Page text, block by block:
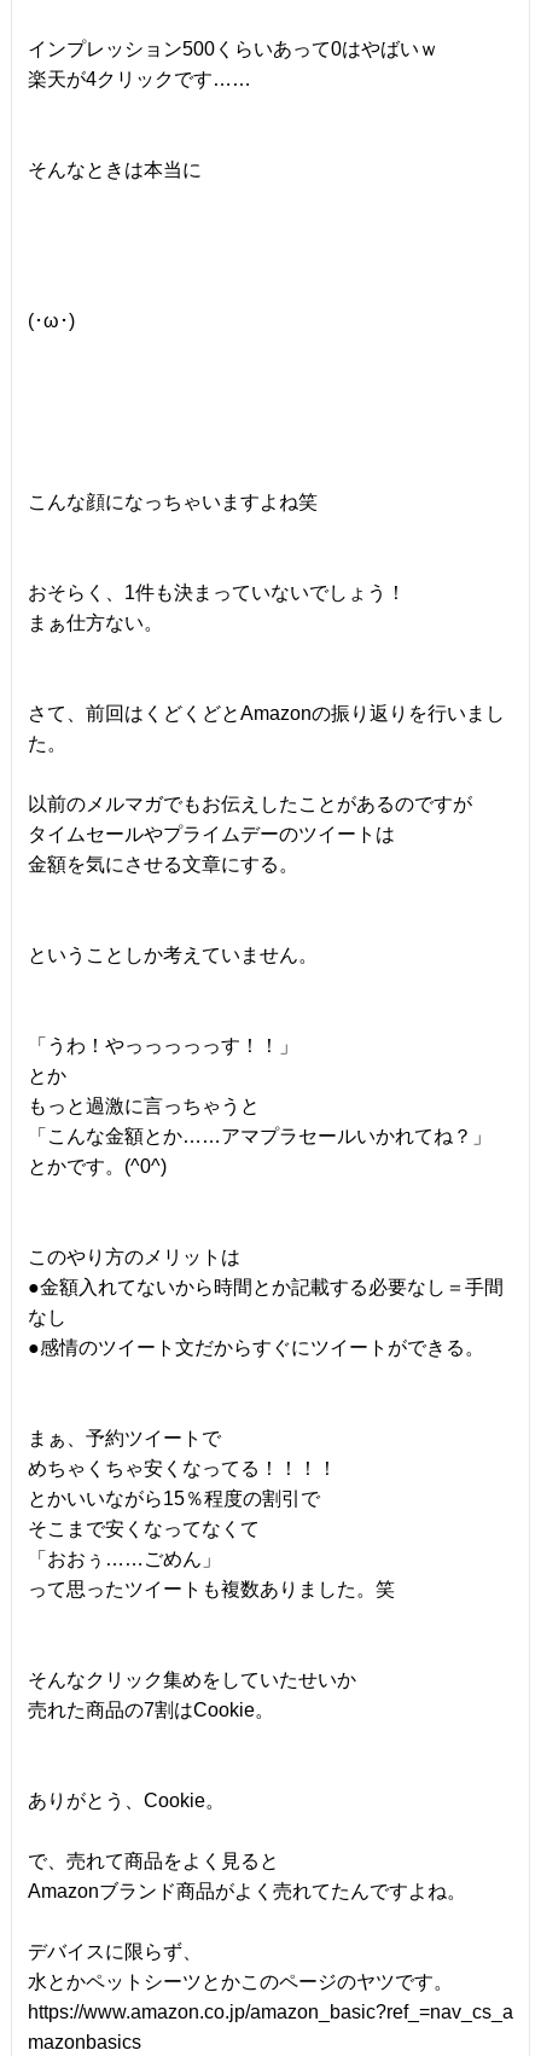
インプレッション500くらいあって0はやばいｗ
楽天が4クリックです……
そんなときは本当に
(･ω･)
こんな顔になっちゃいますよね笑
おそらく、1件も決まっていないでしょう！
まぁ仕方ない。
さて、前回はくどくどとAmazonの振り返りを行いまし
た。
以前のメルマガでもお伝えしたことがあるのですが
タイムセールやプライムデーのツイートは
金額を気にさせる文章にする。
ということしか考えていません。
「うわ！やっっっっっす！！」
とか
もっと過激に言っちゃうと
「こんな金額とか……アマプラセールいかれてね？」
とかです。(^0^)
このやり方のメリットは
●金額入れてないから時間とか記載する必要なし＝手間
なし
●感情のツイート文だからすぐにツイートができる。
まぁ、予約ツイートで
めちゃくちゃ安くなってる！！！！
とかいいながら15％程度の割引で
そこまで安くなってなくて
「おおぅ……ごめん」
って思ったツイートも複数ありました。笑
そんなクリック集めをしていたせいか
売れた商品の7割はCookie。
ありがとう、Cookie。
で、売れて商品をよく見ると
Amazonブランド商品がよく売れてたんですよね。
デバイスに限らず、
水とかペットシーツとかこのページのヤツです。
https://www.amazon.co.jp/amazon_basic?ref_=nav_cs_a
mazonbasics